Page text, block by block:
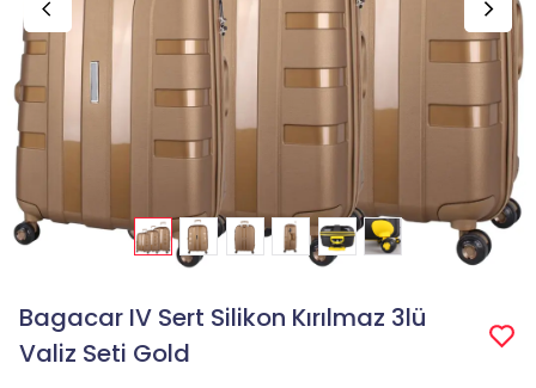
Bagacar IV Sert Silikon Kırılmaz 3lü
Valiz Seti Gold